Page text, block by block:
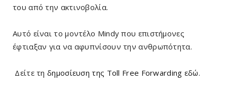
του από την ακτινοβολία.
Αυτό είναι το μοντέλο Mindy που επιστήμονες
έφτιαξαν για να αφυπνίσουν την ανθρωπότητα.
Δείτε τηδημοσίευση της Toll Free Forwarding εδώ.